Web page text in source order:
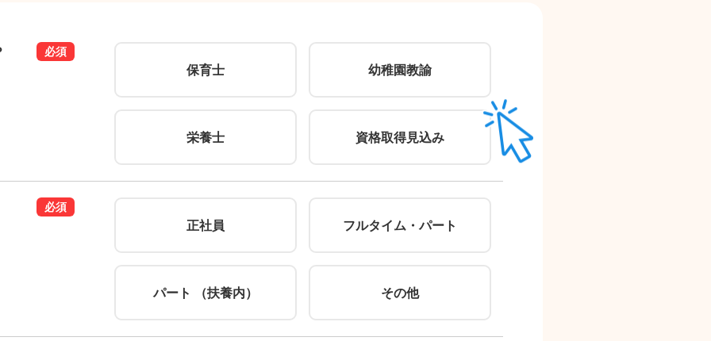
必須
保育士 幼稚園教諭
栄養士 資格取得見込み
必須
正社員 フルタイム・パート
パート （扶養内） その他